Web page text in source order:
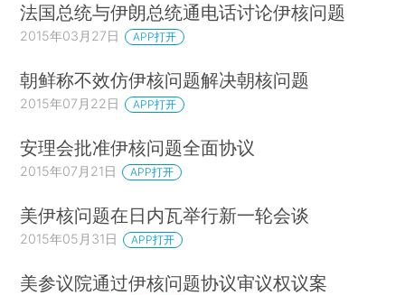
法国总统与伊朗总统通电话讨论伊核问题
2015年03月27日 APP打开
朝鲜称不效仿伊核问题解决朝核问题
2015年07月22日 APP打开
安理会批准伊核问题全面协议
2015年07月21日 APP打开
美伊核问题在日内瓦举行新一轮会谈
2015年05月31日 APP打开
美参议院通过伊核问题协议审议权议案